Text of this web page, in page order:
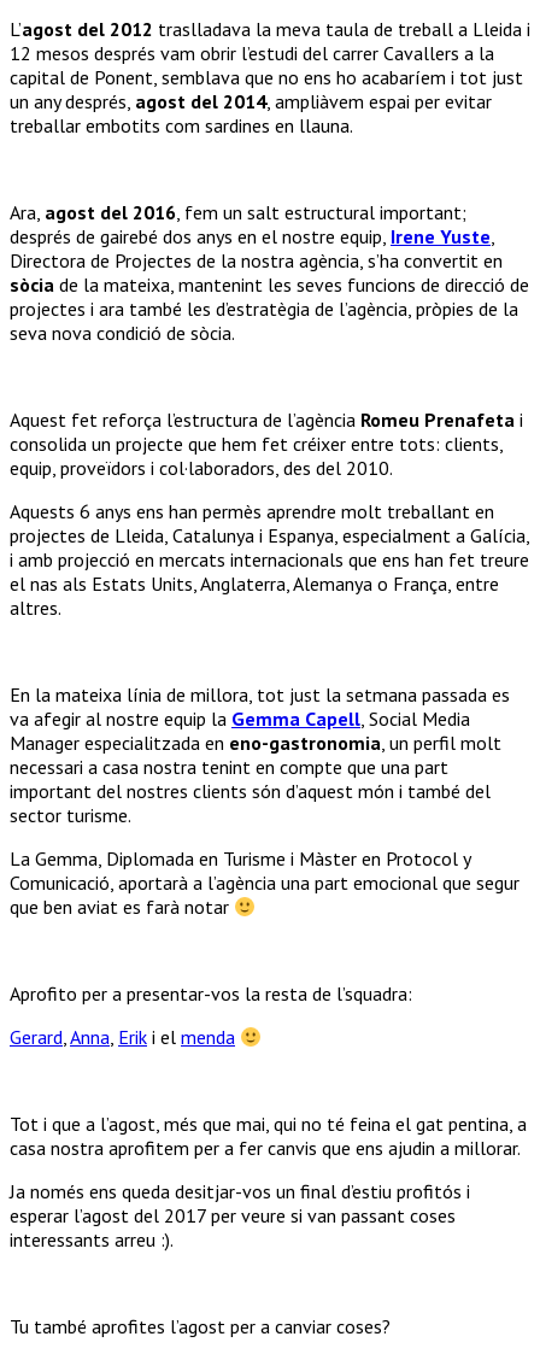
L’agost del 2012 traslladava la meva taula de treball a Lleida i
12 mesos després vam obrir l’estudi del carrer Cavallers a la
capital de Ponent, semblava que no ens ho acabaríem i tot just
un any després, agost del 2014, ampliàvem espai per evitar
treballar embotits com sardines en llauna.
Ara, agost del 2016, fem un salt estructural important;
després de gairebé dos anys en el nostre equip, Irene Yuste,
Directora de Projectes de la nostra agència, s’ha convertit en
sòcia de la mateixa, mantenint les seves funcions de direcció de
projectes i ara també les d’estratègia de l’agència, pròpies de la
seva nova condició de sòcia.
Aquest fet reforça l’estructura de l’agència Romeu Prenafeta i
consolida un projecte que hem fet créixer entre tots: clients,
equip, proveïdors i col·laboradors, des del 2010.
Aquests 6 anys ens han permès aprendre molt treballant en
projectes de Lleida, Catalunya i Espanya, especialment a Galícia,
i amb projecció en mercats internacionals que ens han fet treure
el nas als Estats Units, Anglaterra, Alemanya o França, entre
altres.
En la mateixa línia de millora, tot just la setmana passada es
va afegir al nostre equip la Gemma Capell, Social Media
Manager especialitzada en eno-gastronomia, un perfil molt
necessari a casa nostra tenint en compte que una part
important del nostres clients són d’aquest món i també del
sector turisme.
La Gemma, Diplomada en Turisme i Màster en Protocol y
Comunicació, aportarà a l’agència una part emocional que segur
que ben aviat es farà notar
Aprofito per a presentar-vos la resta de l’squadra:
Gerard,Anna, Erik i el menda
Tot i que a l’agost, més que mai, qui no té feina el gat pentina, a
casa nostra aprofitem per a fer canvis que ens ajudin a millorar.
Ja només ens queda desitjar-vos un final d’estiu profitós i
esperar l’agost del 2017 per veure si van passant coses
interessants arreu :).
Tu també aprofites l’agost per a canviar coses?